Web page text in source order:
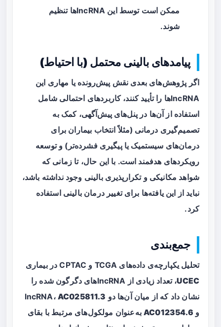
ممکن است توسط این lncRNAها تنظیم
شوند.
پیامدهای بالینی محتمل (با احتیاط)
اگر پژوهش‌های بعدی نقش پیش‌رونده یا مهاری این
lncRNAها را تأیید کنند، کاربردهای احتمالی شامل
استفاده از آن‌ها در پنل‌های پیش‌آگهی، کمک به
تصمیم‌گیری درمانی (مثلاً انتخاب بیماران برای
درمان‌های سیستمیک یا پیگیری فشرده‌تر) و توسعه
رویکردهای هدفمند است. با این حال، تا زمانی که
شواهد مکانیکی و تکرارپذیری بالینی وجود نداشته باشد،
نباید از این یافته‌ها برای تغییر درمان بالینی استفاده
کرد.
جمع‌بندی
تحلیل یکپارچه‌ی داده‌های TCGA و CPTAC در بیماری
UCEC
، تعداد زیادی از lncRNAهای دگرگون شده را
نشان داد که از میان آن‌ها دو lncRNA، AC025811.3
و AC012354.6به‌عنوان مولکول‌های مرتبط با بقای